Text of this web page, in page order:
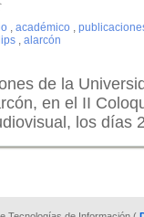
, académico ,
, alarcón
de la
en el II
los días